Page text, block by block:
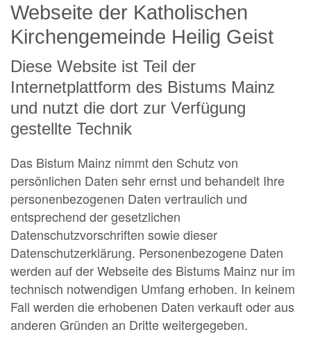
Webseite der Katholischen
Kirchengemeinde Heilig Geist
Diese Website ist Teil der
Internetplattform des Bistums Mainz
und nutzt die dort zur Verfügung
gestellte Technik
Das Bistum Mainz nimmt den Schutz von
persönlichen Daten sehr ernst und behandelt Ihre
personenbezogenen Daten vertraulich und
entsprechend der gesetzlichen
Datenschutzvorschriften sowie dieser
Datenschutzerklärung. Personenbezogene Daten
werden auf der Webseite des Bistums Mainz nur im
technisch notwendigen Umfang erhoben. In keinem
Fall werden die erhobenen Daten verkauft oder aus
anderen Gründen an Dritte weitergegeben.